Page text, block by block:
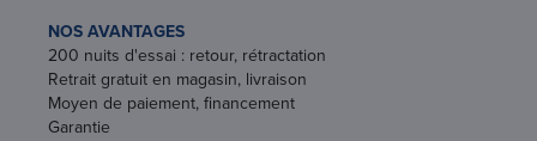
NOS AVANTAGES
200 nuits d'essai : retour, rétractation
Retrait gratuit en magasin, livraison
Moyen de paiement, financement
Garantie